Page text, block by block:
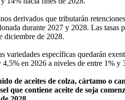
derivados que tributarán
durante 2027 y 2028. Las tasas
diciembre de 2028.
variedades específicas quedarán
en 2026 a niveles de entre 1% y
de aceites de colza, cártamo o
que contiene aceite de soja